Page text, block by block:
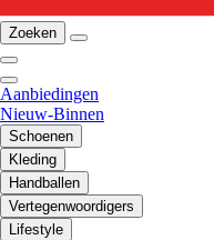
Zoeken
Aanbiedingen
Nieuw-Binnen
Schoenen
Kleding
Handballen
Vertegenwoordigers
Lifestyle